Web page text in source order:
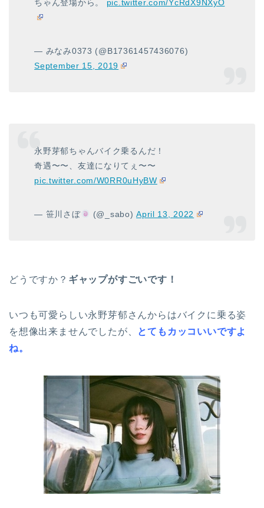
ちゃん登場から。 pic.twitter.com/YcRdX9NXyO
— みなみ0373 (@B17361457436076)
September 15, 2019
永野芽郁ちゃんバイク乗るんだ！
奇遇〜〜、友達になりてぇ〜〜
pic.twitter.com/W0RR0uHyBW
— 笹川さぼ (@_sabo)April 13, 2022
どうですか？ ギャップがすごいです！
いつも可愛らしい永野芽郁さんからはバイクに乗る姿
を想像出来ませんでしたが、 とてもカッコいいですよ
ね。